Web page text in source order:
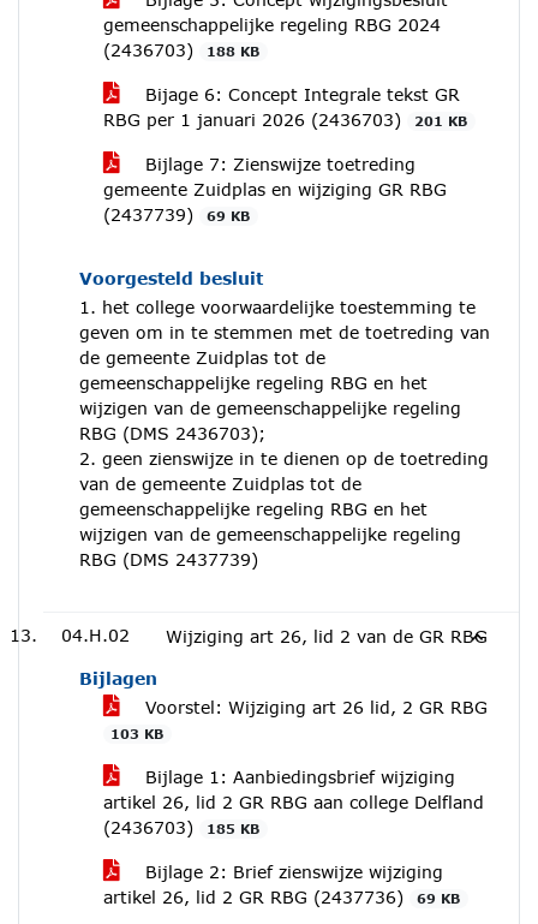
gemeenschappelijke regeling RBG 2024
(2436703)
188 KB
Bijage 6: Concept Integrale tekst GR
RBG per 1 januari 2026 (2436703)
201 KB
Bijlage 7: Zienswijze toetreding
gemeente Zuidplas en wijziging GR RBG
(2437739)
69 KB
Voorgesteld besluit
1. het college voorwaardelijke toestemming te
geven om in te stemmen met de toetreding van
de gemeente Zuidplas tot de
gemeenschappelijke regeling RBG en het
wijzigen van de gemeenschappelijke regeling
RBG (DMS 2436703);
2. geen zienswijze in te dienen op de toetreding
van de gemeente Zuidplas tot de
gemeenschappelijke regeling RBG en het
wijzigen van de gemeenschappelijke regeling
RBG (DMS 2437739)
04.H.02 Wijziging art 26, lid 2 van de GR RBG
Bijlagen
Voorstel: Wijziging art 26 lid, 2 GR RBG
103 KB
Bijlage 1: Aanbiedingsbrief wijziging
artikel 26, lid 2 GR RBG aan college Delfland
(2436703)
185 KB
Bijlage 2: Brief zienswijze wijziging
artikel 26, lid 2 GR RBG (2437736)
69 KB